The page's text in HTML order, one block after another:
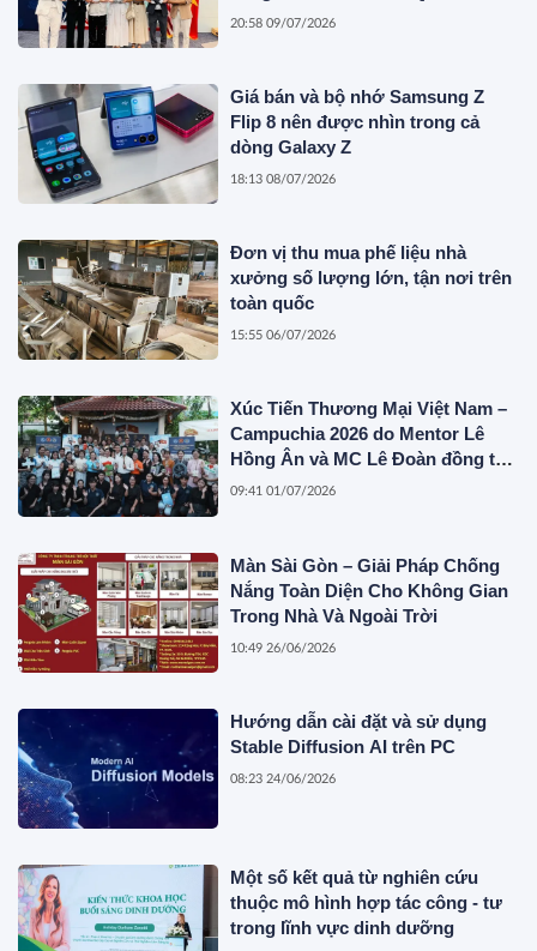
Hoa Kỳ
20:58 09/07/2026
Giá bán và bộ nhớ Samsung Z
Flip 8 nên được nhìn trong cả
dòng Galaxy Z
18:13 08/07/2026
Đơn vị thu mua phế liệu nhà
xưởng số lượng lớn, tận nơi trên
toàn quốc
15:55 06/07/2026
Xúc Tiến Thương Mại Việt Nam –
Campuchia 2026 do Mentor Lê
Hồng Ân và MC Lê Đoàn đồng tổ
chức
09:41 01/07/2026
Màn Sài Gòn – Giải Pháp Chống
Nắng Toàn Diện Cho Không Gian
Trong Nhà Và Ngoài Trời
10:49 26/06/2026
Hướng dẫn cài đặt và sử dụng
Stable Diffusion AI trên PC
08:23 24/06/2026
Một số kết quả từ nghiên cứu
thuộc mô hình hợp tác công - tư
trong lĩnh vực dinh dưỡng